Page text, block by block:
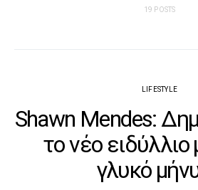
19 POSTS
LIFESTYLE
Shawn Mendes:
το νέο ειδύλλιο
γλυκό